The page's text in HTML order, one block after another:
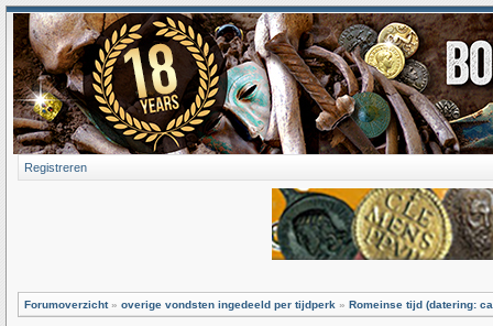
Registreren
Forumoverzicht» overige vondsten ingedeeld per tijdperk » Romeinse tijd (datering: